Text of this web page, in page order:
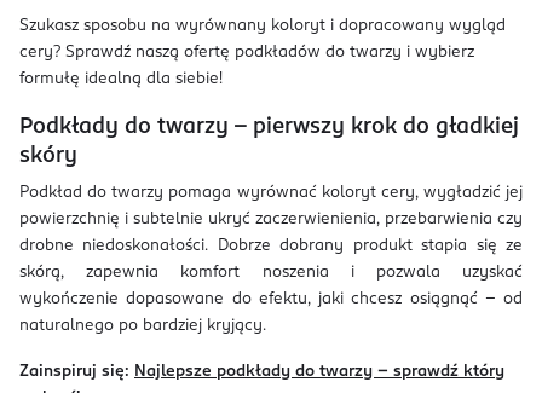
Szukasz sposobu na wyrównany koloryt i dopracowany wygląd
cery? Sprawdź naszą ofertę podkładów do twarzy i wybierz
formułę idealną dla siebie!
Podkłady do twarzy – pierwszy krok do gładkiej
skóry
Podkład do twarzy pomaga wyrównać koloryt cery, wygładzić jej
powierzchnię i subtelnie ukryć zaczerwienienia, przebarwienia czy
drobne niedoskonałości. Dobrze dobrany produkt stapia się ze
skórą, zapewnia komfort noszenia i pozwala uzyskać
wykończenie dopasowane do efektu, jaki chcesz osiągnąć – od
naturalnego po bardziej kryjący.
Zainspiruj się: Najlepsze podkłady do twarzy – sprawdź który